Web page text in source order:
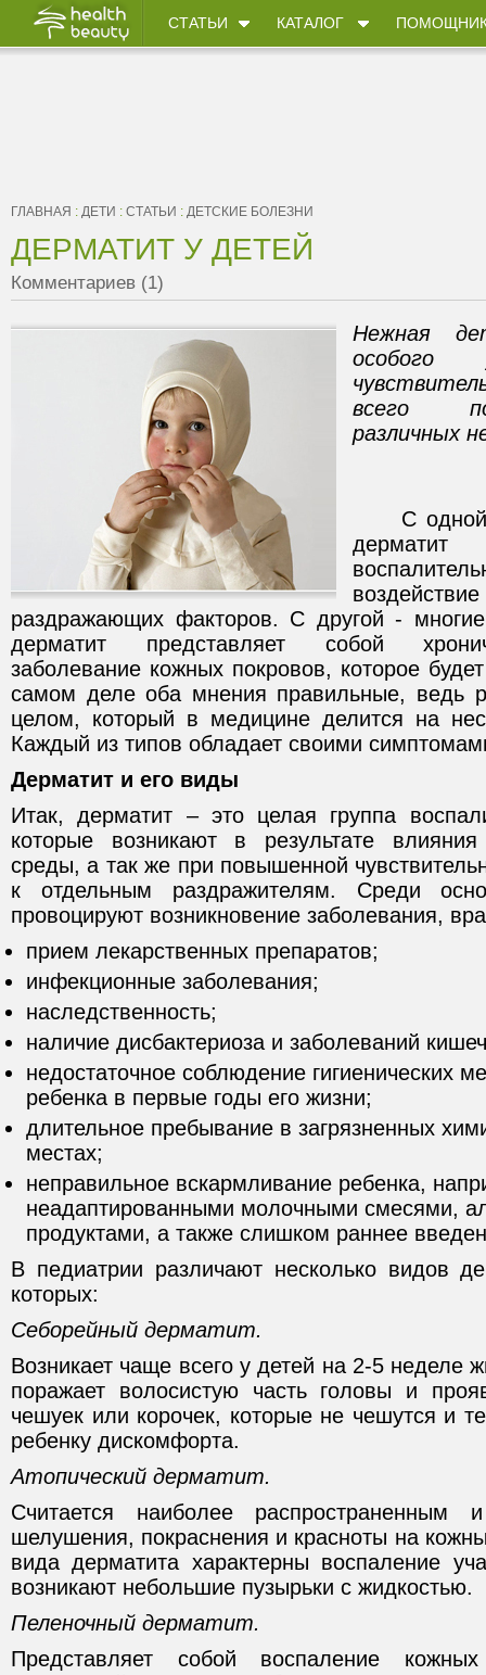
СТАТЬИ КАТАЛОГ
ГЛАВНАЯ : ДЕТИ : СТАТЬИ : ДЕТСКИЕ БОЛЕЗНИ
ДЕРМАТИТ У ДЕТЕЙ
Комментариев (1)
Нежная
всего
различных
С одной
раздражающих факторов. С другой -
дерматит представляет собой
заболевание кожных покровов, которое
самом деле оба мнения правильные, ведь
целом, который в медицине делится на
Каждый из типов обладает своими
Дерматит и его виды
Итак, дерматит – это целая группа
которые возникают в результате
среды, а так же при повышенной
к отдельным раздражителям. Среди
провоцируют возникновение заболевания,
прием лекарственных препаратов;
инфекционные заболевания;
наследственность;
наличие дисбактериоза и заболеваний
недостаточное соблюдение гигиенических
ребенка в первые годы его жизни;
длительное пребывание в загрязненных
местах;
неправильное вскармливание ребенка,
неадаптированными молочными смесями,
продуктами, а также слишком раннее
В педиатрии различают несколько видов
которых:
Себорейный дерматит.
Возникает чаще всего у детей на 2-5 неделе
поражает волосистую часть головы и
чешуек или корочек, которые не чешутся и
ребенку дискомфорта.
Атопический дерматит.
Считается наиболее
шелушения, покраснения и красноты на
вида дерматита характерны воспаление
возникают небольшие пузырьки с жидкостью.
Пеленочный дерматит.
Представляет собой воспаление